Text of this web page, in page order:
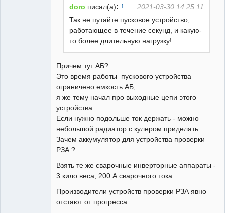
doro писал(а): ↑
2021-03-30 14:25:11
Так не путайте пусковое устройство,
работающее в течение секунд, и какую-
то более длительную нагрузку!
Причем тут АБ?
Это время работы пускового устройства
ограничено емкость АБ,
я же тему начал про выходные цепи этого
устройства.
Если нужно подольше ток держать - можно
небольшой радиатор с кулером приделать.
Зачем аккумулятор для устройства проверки
РЗА ?
Взять те же сварочные инверторные аппараты -
3 кило веса, 200 А сварочного тока.
Производители устройств проверки РЗА явно
отстают от прогресса.